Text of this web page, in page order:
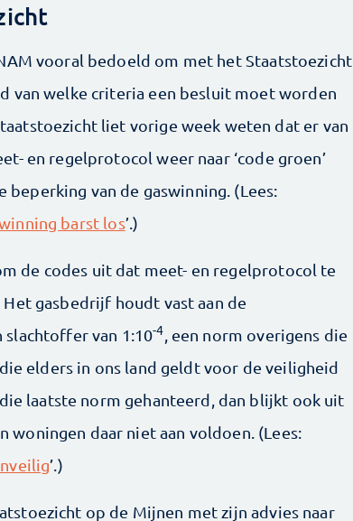
vooral bedoeld om met het Staatstoezicht
van welke criteria een besluit moet worden
liet vorige week weten dat er van
en regelprotocol weer naar ‘code groen’
van de gaswinning. (Lees:
barst los’.)
de codes uit dat meet- en regelprotocol te
gasbedrijf houdt vast aan de
slachtoffer van 1:10-4 , een norm overigens die
elders in ons land geldt voor de veiligheid
laatste norm gehanteerd, dan blijkt ook uit
woningen daar niet aan voldoen. (Lees:
’.)
op de Mijnen met zijn advies naar